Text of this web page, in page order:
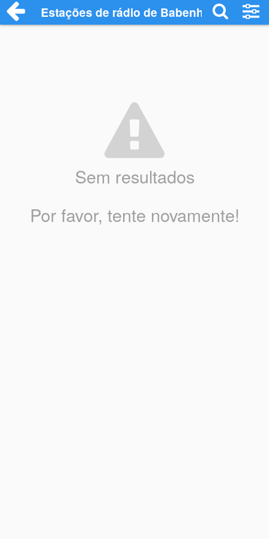
Estações de rádio de Babenhausen -
Sem resultados
Por favor, tente novamente!